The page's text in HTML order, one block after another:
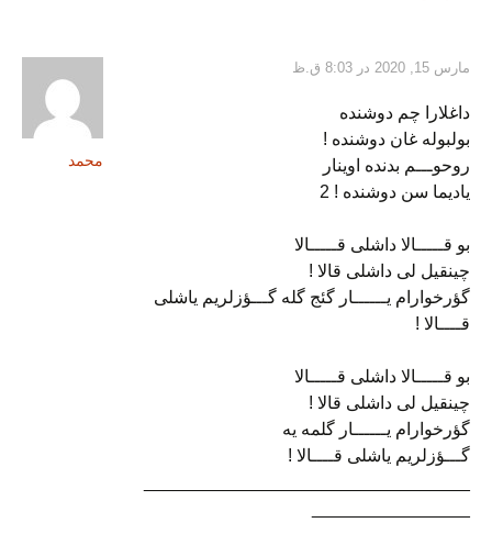
محمد
مارس 15, 2020 در 8:03 ق.ظ
داغلارا چم دوشنده
بولبوله غان دوشنده !
روحوـــم بدنده اوینار
یادیما سن دوشنده ! 2
بو قـــــالا داشلی قـــــالا
چینقیل لی داشلی قالا !
گؤرخوارام یــــــار گئج گله گـــؤزلریم یاشلی
قــــالا !
بو قـــــالا داشلی قـــــالا
چینقیل لی داشلی قالا !
گؤرخوارام یــــــار گلمه یه
گـــؤزلریم یاشلی قــــالا !